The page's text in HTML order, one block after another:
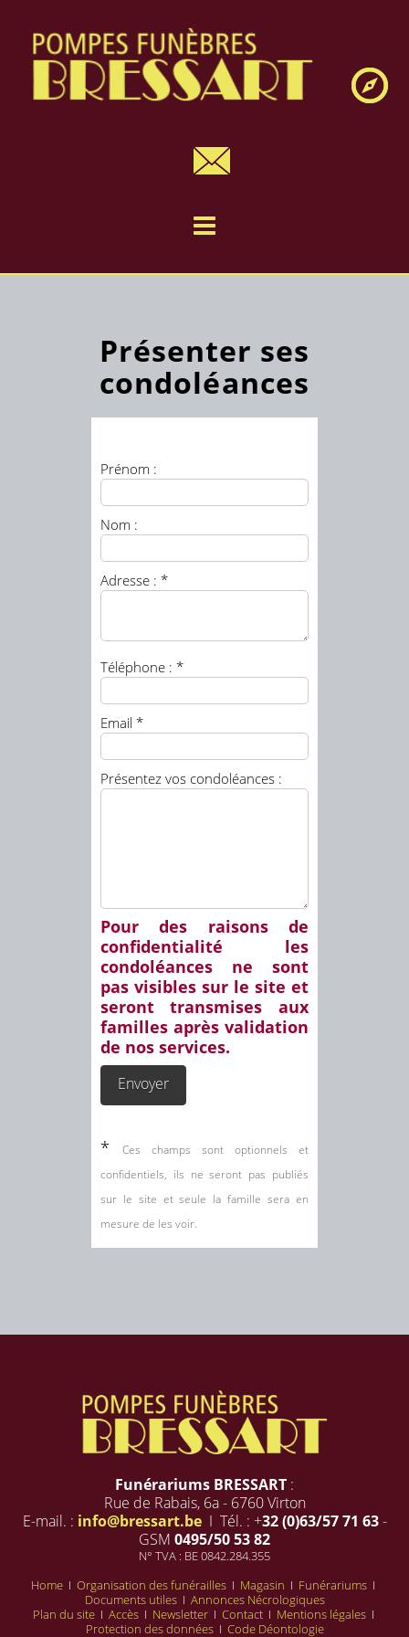
Présenter ses
condoléances
Prénom :
Nom :
Adresse : *
Téléphone : *
Email *
Présentez vos condoléances :
Pour des raisons de
confidentialité les
condoléances ne sont
pas visibles sur le site et
seront transmises aux
familles après validation
de nos services.
*Ces champs sont optionnels et
confidentiels, ils ne seront pas publiés
sur le site et seule la famille sera en
mesure de les voir.
Funérariums BRESSART :
Rue de Rabais, 6a - 6760 Virton
E-mail. : info@bressart.beI Tél. : +32 (0)63/57 71 63-
GSM 0495/50 53 82
N° TVA : BE 0842.284.355
Home I Organisation des funérailles I Magasin I Funérariums I
Documents utiles I Annonces Nécrologiques
Plan du site I Accès I Newsletter I Contact I Mentions légales I
Protection des données I Code Déontologie